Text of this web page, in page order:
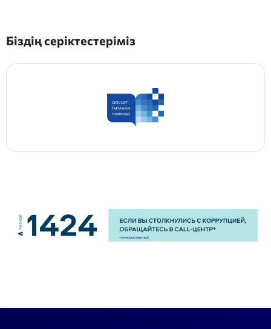
Біздің серіктестеріміз